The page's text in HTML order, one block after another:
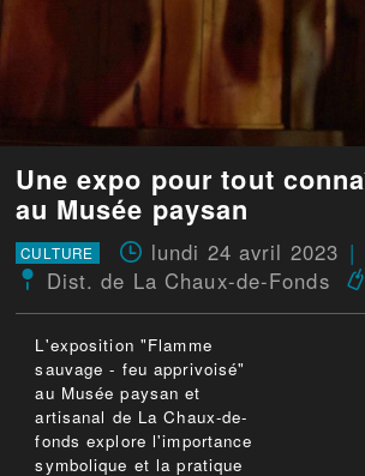
Une expo pour tout
au Musée paysan
CULTURE lundi 24 avril 2023
Dist. de La Chaux-de-Fonds
L'exposition "Flamme
sauvage - feu apprivoisé"
au Musée paysan et
artisanal de La Chaux-de-
fonds explore l'importance
symbolique et la pratique